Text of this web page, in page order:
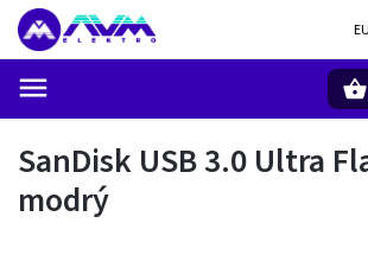
SanDisk USB 3.0 Ultra
modrý